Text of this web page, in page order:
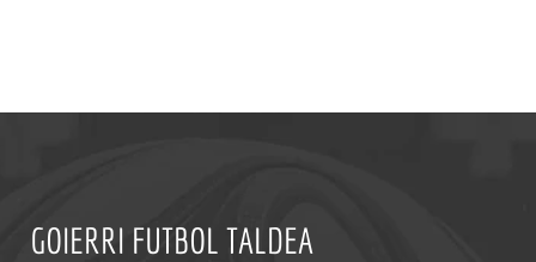
GOIERRI FUTBOL TALDEA